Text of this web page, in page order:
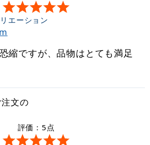
エーション
縮ですが、品物はとても満足
文の
評価：5点